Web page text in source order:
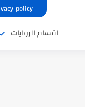
policy
اقسام الروايات